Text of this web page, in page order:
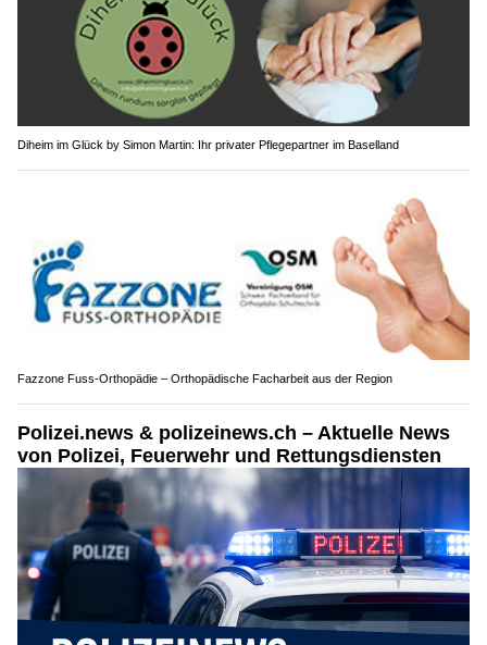
Diheim im Glück by Simon Martin: Ihr privater Pflegepartner im Baselland
Fazzone Fuss-Orthopädie – Orthopädische Facharbeit aus der Region
Polizei.news & polizeinews.ch – Aktuelle News
von Polizei, Feuerwehr und Rettungsdiensten